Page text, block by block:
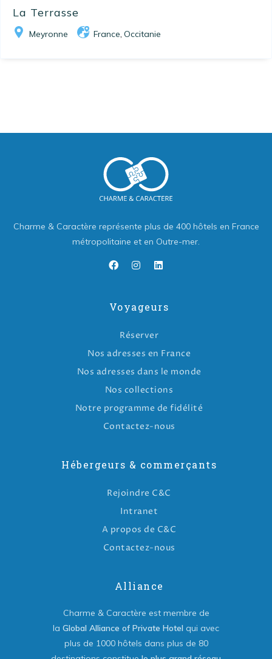
La Terrasse
Meyronne France, Occitanie
Charme & Caractère représente plus de 400 hôtels en France
métropolitaine et en Outre-mer.
Voyageurs
Réserver
Nos adresses en France
Nos adresses dans le monde
Nos collections
Notre programme de fidélité
Contactez-nous
Hébergeurs & commerçants
Rejoindre C&C
Intranet
A propos de C&C
Contactez-nous
Alliance
Charme & Caractère est membre de
la Global Alliance of Private Hotel qui avec
plus de 1000 hôtels dans plus de 80